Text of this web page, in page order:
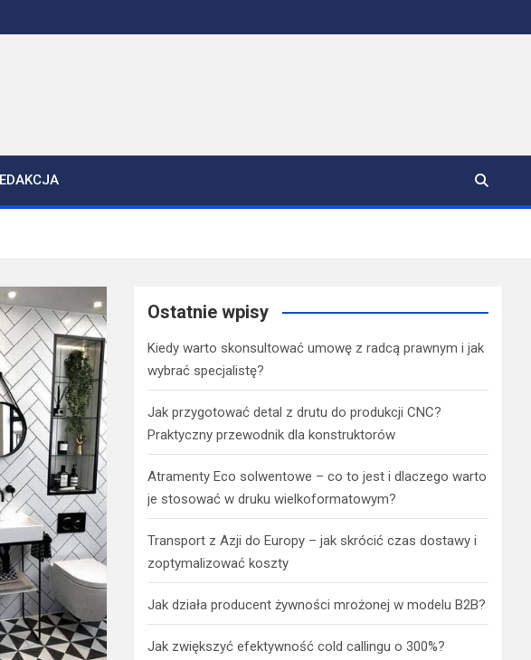
Ostatnie wpisy
Kiedy warto skonsultować umowę z radcą prawnym i jak
wybrać specjalistę?
Jak przygotować detal z drutu do produkcji CNC?
Praktyczny przewodnik dla konstruktorów
Atramenty Eco solwentowe – co to jest i dlaczego warto
je stosować w druku wielkoformatowym?
Transport z Azji do Europy – jak skrócić czas dostawy i
zoptymalizować koszty
Jak działa producent żywności mrożonej w modelu B2B?
Jak zwiększyć efektywność cold callingu o 300%?